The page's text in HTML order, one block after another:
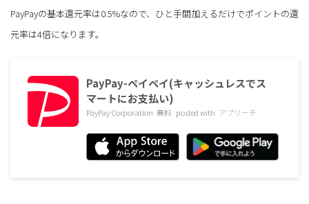
PayPayの基本還元率は0.5%なので、ひと手間加えるだけでポイントの還
元率は4倍になります。
PayPay-ペイペイ(キャッシュレスでス
マートにお支払い)
PayPay Corporation 無料 posted with アプリーチ